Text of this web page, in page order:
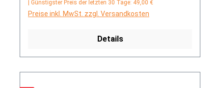
| Günstigster Preis der letzten 30 Tage: 49,00 €
Preise inkl. MwSt. zzgl. Versandkosten
Details